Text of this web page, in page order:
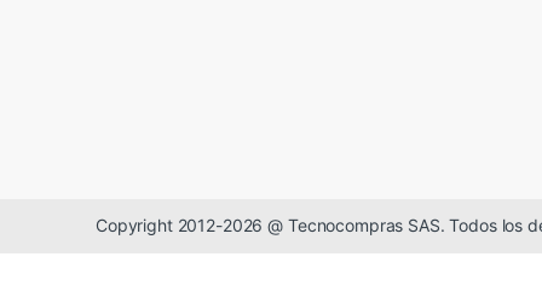
Copyright 2012-2026 @ Tecnocompras SAS. Todos los